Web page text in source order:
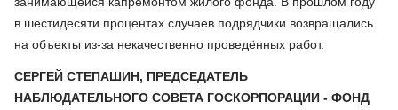
в шестидесяти процентах случаев подрядчики возвращались
на объекты из-за некачественно проведённых работ.
СЕРГЕЙ СТЕПАШИН, ПРЕДСЕДАТЕЛЬ
НАБЛЮДАТЕЛЬНОГО СОВЕТА ГОСКОРПОРАЦИИ - ФОНД